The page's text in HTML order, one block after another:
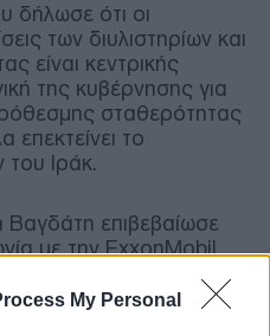
My Personal
δήλωσε ότι οι
των διυλιστηρίων και
είναι κεντρικής
της κυβέρνησης για
σταθερότητας
το
Ιράκ.
επιβεβαίωσε
με την ExxonMobil
νότιο τμήμα της